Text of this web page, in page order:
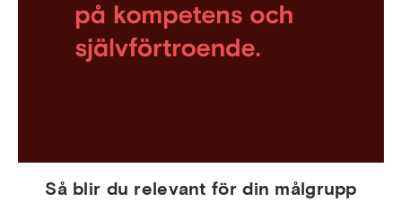
Så blir du relevant för din målgrupp